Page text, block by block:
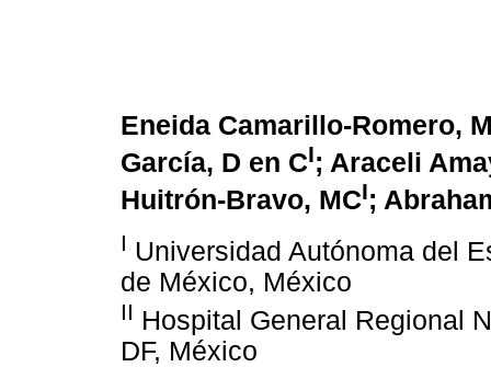
Eneida Camarillo-Romero,
García, D en CI; Araceli
Huitrón-Bravo, MCI;
I Universidad Autónoma del
de México, México
II Hospital General Regional
DF, México